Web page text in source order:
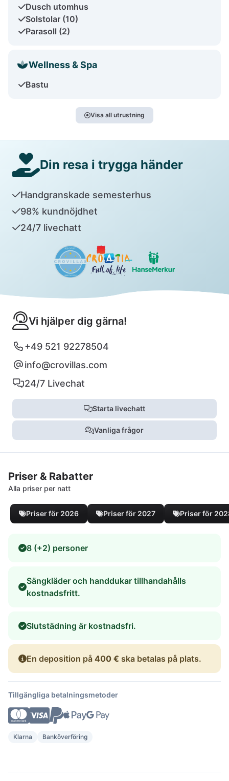
Dusch utomhus
Solstolar (10)
Parasoll (2)
Wellness & Spa
Bastu
Visa all utrustning
Din resa i trygga händer
Handgranskade semesterhus
98% kundnöjdhet
24/7 livechatt
Vi hjälper dig gärna!
+49 521 92278504
info@crovillas.com
24/7 Livechat
Starta livechatt
Vanliga frågor
Priser & Rabatter
Alla priser per natt
Priser för 2026 Priser för 2027 Priser för
8 (+2) personer
Sängkläder och handdukar tillhandahålls
kostnadsfritt.
Slutstädning är kostnadsfri.
En deposition på 400 € ska betalas på plats.
Tillgängliga betalningsmetoder
Klarna Banköverföring